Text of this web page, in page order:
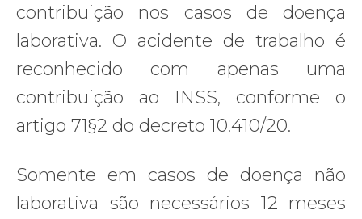
contribuição nos casos de doença
laborativa. O acidente de trabalho é
reconhecido com apenas uma
contribuição ao INSS, conforme o
artigo 71§2 do decreto 10.410/20.
Somente em casos de doença não
laborativa são necessários 12 meses